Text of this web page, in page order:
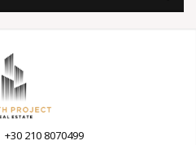
+30 210 8070499